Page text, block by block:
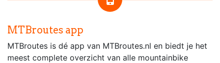
MTBroutes app
MTBroutes is dé app van MTBroutes.nl en biedt je het
meest complete overzicht van alle mountainbike